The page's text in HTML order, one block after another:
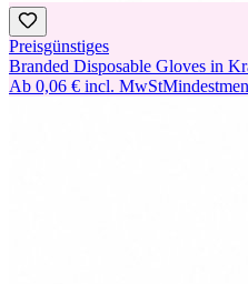
Preisgünstiges
Branded Disposable Gloves in
Ab 0,06 € incl. MwSt